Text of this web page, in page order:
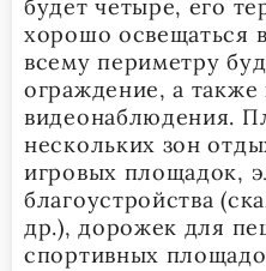
будет четыре, его
хорошо освещаться
всему периметру
ограждение, а
видеонаблюдения.
нескольких зон
игровых площадок,
благоустройства
др.), дорожек для
спортивных